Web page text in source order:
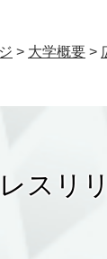
> 大学概要 >
スリ